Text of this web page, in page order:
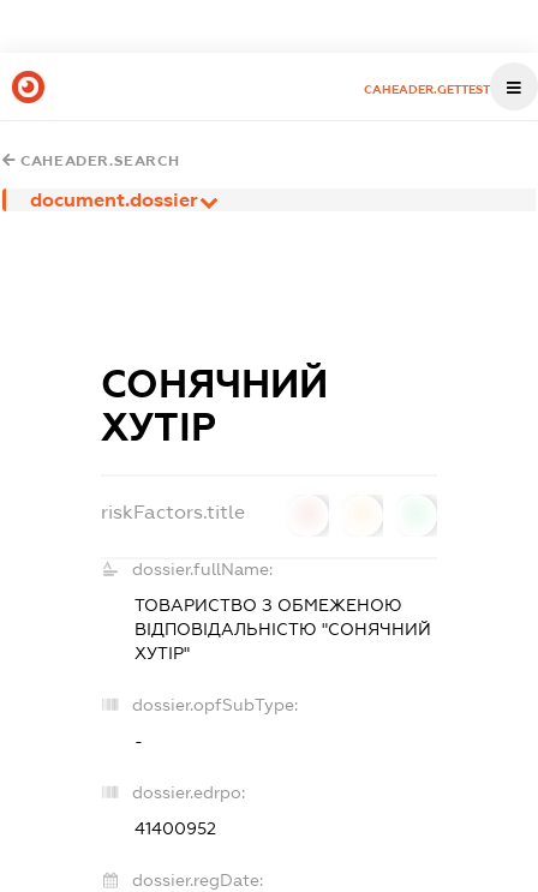
CAHEADER.GETTEST
CAHEADER.SEARCH
document.dossier
СОНЯЧНИЙ
ХУТІР
riskFactors.title
dossier.fullName:
ТОВАРИСТВО З ОБМЕЖЕНОЮ
ВІДПОВІДАЛЬНІСТЮ "СОНЯЧНИЙ
ХУТІР"
dossier.opfSubType:
-
dossier.edrpo:
41400952
dossier.regDate: